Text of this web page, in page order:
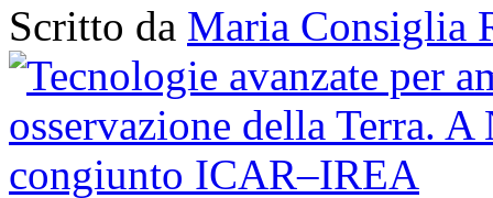
Scritto da Maria Consiglia